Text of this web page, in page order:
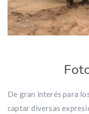
De gran interés para
captar diversas